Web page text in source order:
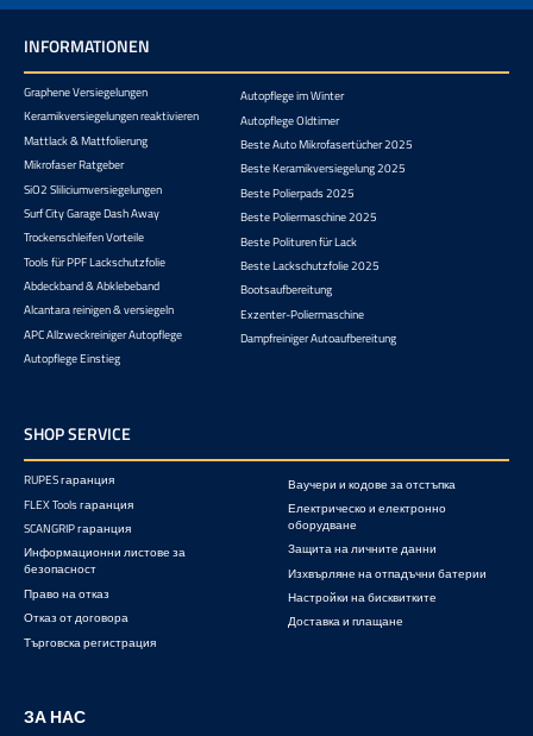
INFORMATIONEN
Graphene Versiegelungen
Keramikversiegelungen reaktivieren
Mattlack & Mattfolierung
Mikrofaser Ratgeber
SiO2 Sliliciumversiegelungen
Surf City Garage Dash Away
Trockenschleifen Vorteile
Tools für PPF Lackschutzfolie
Abdeckband & Abklebeband
Alcantara reinigen & versiegeln
APC Allzweckreiniger Autopflege
Autopflege Einstieg
Autopflege im Winter
Autopflege Oldtimer
Beste Auto Mikrofasertücher 2025
Beste Keramikversiegelung 2025
Beste Polierpads 2025
Beste Poliermaschine 2025
Beste Polituren für Lack
Beste Lackschutzfolie 2025
Bootsaufbereitung
Exzenter-Poliermaschine
Dampfreiniger Autoaufbereitung
SHOP SERVICE
RUPES гаранция
FLEX Tools гаранция
SCANGRIP гаранция
Информационни листове за
безопасност
Право на отказ
Отказ от договора
Търговска регистрация
Ваучери и кодове за отстъпка
Електрическо и електронно
оборудване
Защита на личните данни
Изхвърляне на отпадъчни батерии
Настройки на бисквитките
Доставка и плащане
ЗА НАС